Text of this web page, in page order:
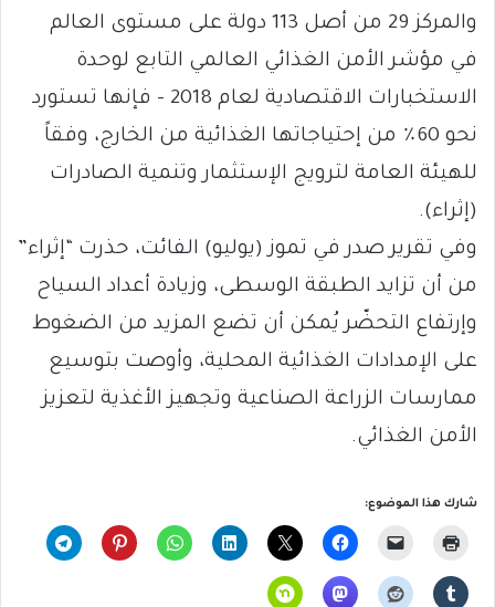
والمركز 29 من أصل 113 دولة على مستوى العالم
في مؤشر الأمن الغذائي العالمي التابع لوحدة
الاستخبارات الاقتصادية لعام 2018 – فإنها تستورد
نحو 60٪ من إحتياجاتها الغذائية من الخارج، وفقاً
للهيئة العامة لترويج الإستثمار وتنمية الصادرات
(إثراء).
وفي تقرير صدر في تموز (يوليو) الفائت، حذرت “إثراء”
من أن تزايد الطبقة الوسطى، وزيادة أعداد السياح
وإرتفاع التحضّر يُمكن أن تضع المزيد من الضغوط
على الإمدادات الغذائية المحلية، وأوصت بتوسيع
ممارسات الزراعة الصناعية وتجهيز الأغذية لتعزيز
الأمن الغذائي.
شارك هذا الموضوع: